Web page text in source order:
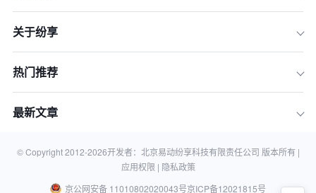
三、利用科技工具提升效率
七、定期反思和调整
关于纷享
热门推荐
最新文章
© Copyright 2012-2026开发者：北京易动纷享科技有限责任公司 版本所有 |
应用权限 | 隐私政策
京公网安备 11010802020043号京ICP备12021815号